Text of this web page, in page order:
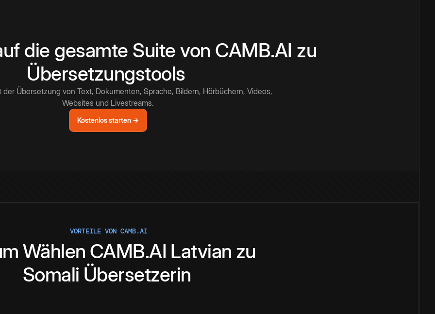
die gesamte Suite von CAMB.AI zu
Übersetzungstools
der Übersetzung von Text, Dokumenten, Sprache, Bildern, Hörbüchern, Videos,
Websites und Livestreams.
Kostenlos starten →
VORTEILE VON CAMB.AI
Wählen CAMB.AI Latvian zu
Somali Übersetzerin